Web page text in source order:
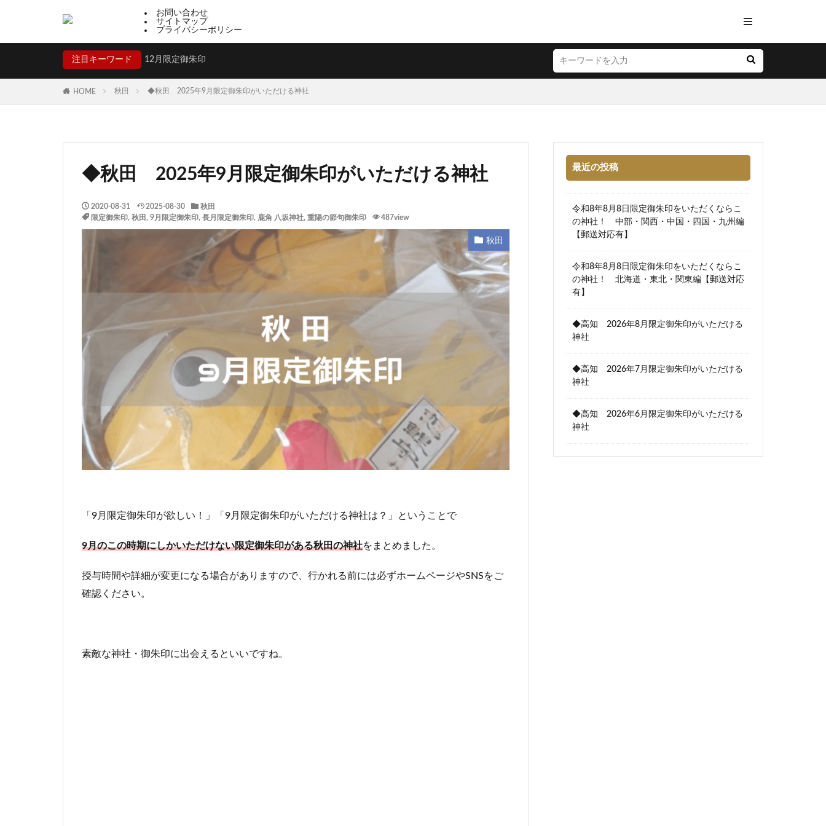
お問い合わせ
サイトマップ
プライバシーポリシー
注目キーワード 12月限定御朱印
HOME 秋田 ◆秋田 2025年9月限定御朱印がいただける神社
◆秋田 2025年9月限定御朱印がいただける神社
2020-08-31 2025-08-30
秋田
限定御朱印, 秋田, 9月限定御朱印, 長月限定御朱印, 鹿角 八坂神社, 重陽の節句御朱印 487view
秋田
「9月限定御朱印が欲しい！」「9月限定御朱印がいただける神社は？」ということで
9月のこの時期にしかいただけない限定御朱印がある秋田の神社をまとめました。
授与時間や詳細が変更になる場合がありますので、行かれる前には必ずホームページやSNSをご
確認ください。
素敵な神社・御朱印に出会えるといいですね。
最近の投稿
令和8年8月8日限定御朱印をいただくならこ
の神社！ 中部・関西・中国・四国・九州編
【郵送対応有】
令和8年8月8日限定御朱印をいただくならこ
の神社！ 北海道・東北・関東編【郵送対応
有】
◆高知 2026年8月限定御朱印がいただける
神社
◆高知 2026年7月限定御朱印がいただける
神社
◆高知 2026年6月限定御朱印がいただける
神社